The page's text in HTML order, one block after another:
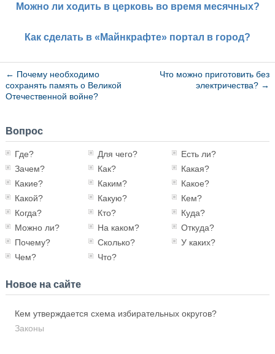
Можно ли ходить в церковь во время месячных?
Как сделать в «Майнкрафте» портал в город?
← Почему необходимо
сохранять память о Великой
Отечественной войне?
Что можно приготовить без
электричества? →
Вопрос
Где? Для чего?
Есть ли?
Зачем?
Как?
Какая?
Какие?
Каким?
Какое?
Какой?
Какую?
Кем?
Когда?
Кто?
Куда?
Можно ли?
На каком?
Откуда?
Почему?
Сколько?
У каких?
Чем?
Что?
Новое на сайте
Кем утверждается схема избирательных округов?
Законы